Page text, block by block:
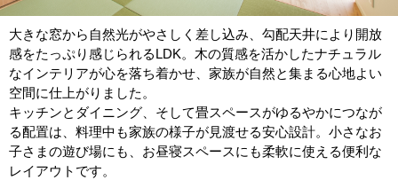
大きな窓から自然光がやさしく差し込み、勾配天井により開放
感をたっぷり感じられるLDK。木の質感を活かしたナチュラル
なインテリアが心を落ち着かせ、家族が自然と集まる心地よい
空間に仕上がりました。
キッチンとダイニング、そして畳スペースがゆるやかにつなが
る配置は、料理中も家族の様子が見渡せる安心設計。小さなお
子さまの遊び場にも、お昼寝スペースにも柔軟に使える便利な
レイアウトです。